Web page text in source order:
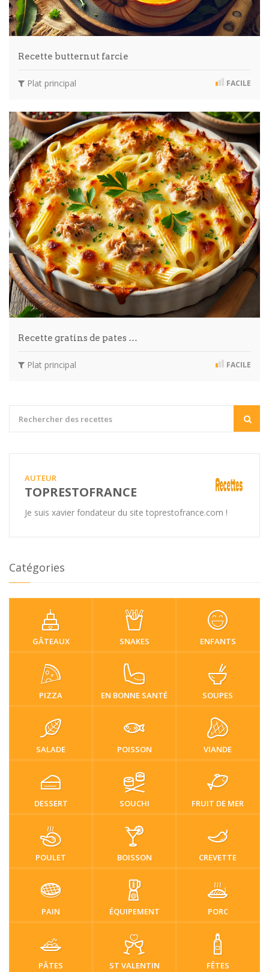
Recette butternut farcie
Plat principal FACILE
Recette gratins de pates …
Plat principal FACILE
AUTEUR
TOPRESTOFRANCE
Je suis xavier fondateur du site toprestofrance.com !
Catégories
GÂTEAUX SNAKES ENFANTS
PIZZA EN BONNE SANTÉ SOUPES
SALADE POISSON VIANDE
DESSERT SOUCHI FRUIT DE MER
POULET BOISSON CREVETTE
PAIN ÉQUIPEMENT PORC
PÂTES ST VALENTIN FÊTES